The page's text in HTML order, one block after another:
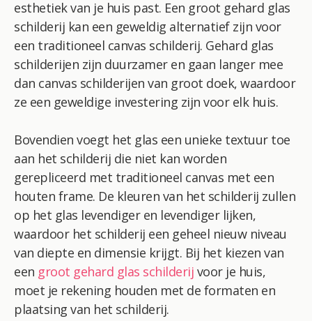
esthetiek van je huis past. Een groot gehard glas
schilderij kan een geweldig alternatief zijn voor
een traditioneel canvas schilderij. Gehard glas
schilderijen zijn duurzamer en gaan langer mee
dan canvas schilderijen van groot doek, waardoor
ze een geweldige investering zijn voor elk huis.
Bovendien voegt het glas een unieke textuur toe
aan het schilderij die niet kan worden
gerepliceerd met traditioneel canvas met een
houten frame. De kleuren van het schilderij zullen
op het glas levendiger en levendiger lijken,
waardoor het schilderij een geheel nieuw niveau
van diepte en dimensie krijgt. Bij het kiezen van
een groot gehard glas schilderij voor je huis,
moet je rekening houden met de formaten en
plaatsing van het schilderij.
Item toegevoegd aan winkelwagen.
0.00
Afrekenen